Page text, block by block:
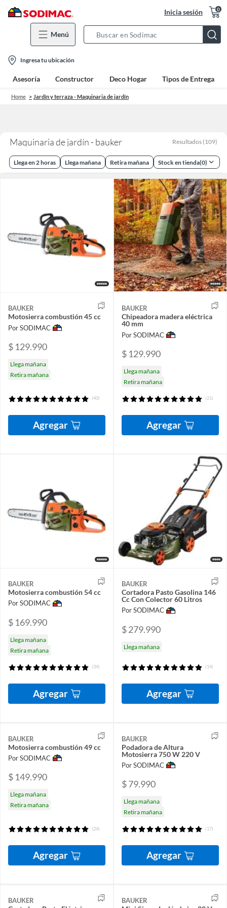
Inicia sesión 0
Menú
Bar
location-
icon
Ingresa tu ubicación
Asesoría Constructor Deco Hogar Tipos de Entrega
Home Jardín y terraza - Maquinaria de jardín
Maquinaria de jardín - bauker Resultados (109)
Llega en 2 horas Llega mañana Retira mañana Stock en tienda(0)
BAUKER
Motosierra combustión 45 cc
Por SODIMAC
$ 129.990
Llega mañana
Retira mañana
(40)
Agregar
BAUKER
Chipeadora madera eléctrica
40 mm
Por SODIMAC
$ 129.990
Llega mañana
Retira mañana
(21)
Agregar
BAUKER
Motosierra combustión 54 cc
Por SODIMAC
$ 169.990
Llega mañana
Retira mañana
(34)
Agregar
BAUKER
Cortadora Pasto Gasolina 146
Cc Con Colector 60 Litros
Por SODIMAC
$ 279.990
Llega mañana
(14)
Agregar
BAUKER
Motosierra combustión 49 cc
Por SODIMAC
$ 149.990
Llega mañana
Retira mañana
(24)
Agregar
BAUKER
Podadora de Altura
Motosierra 750 W 220 V
Por SODIMAC
$ 79.990
Llega mañana
Retira mañana
(17)
Agregar
BAUKER BAUKER